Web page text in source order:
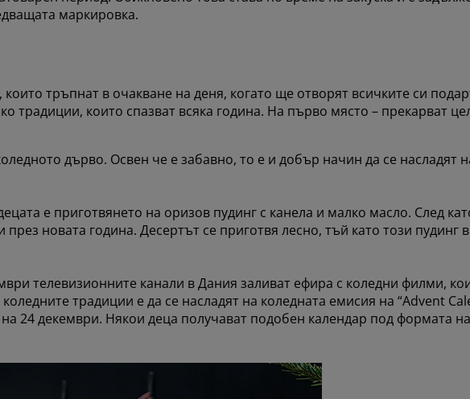
маркировка.
тръпнат в очакване на деня, когато ще отворят всичките си
традиции, които спазват всяка година. На първо място – прекарват
дърво. Освен че е забавно, то е и добър начин да се насладят
е приготвянето на оризов пудинг с канела и малко масло. След
новата година. Десертът се приготвя лесно, тъй като този пудинг
телевизионните канали в Дания заливат ефира с коледни филми,
традиции е да се насладят на коледната емисия на “Advent
24 декември. Някои деца получават подобен календар под формата